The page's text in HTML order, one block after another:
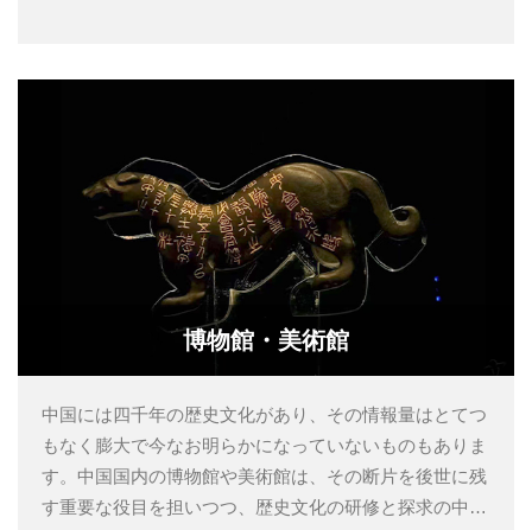
博物館・美術館
中国には四千年の歴史文化があり、その情報量はとてつ
もなく膨大で今なお明らかになっていないものもありま
す。中国国内の博物館や美術館は、その断片を後世に残
す重要な役目を担いつつ、歴史文化の研修と探求の中心